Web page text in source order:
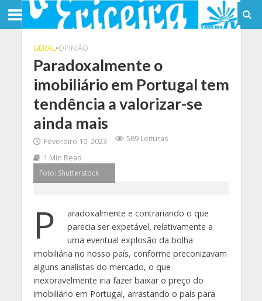
GERAL•OPINIÃO
Paradoxalmente o
imobiliário em Portugal tem
tendência a valorizar-se
ainda mais
Fevereiro 10, 2023
589 Leituras
1 Min Read
Foto: Shutterstock
P
aradoxalmente e contrariando o que
parecia ser expetável, relativamente a
uma eventual explosão da bolha
imobiliária no nosso país, conforme preconizavam
alguns analistas do mercado, o que
inexoravelmente iria fazer baixar o preço do
imobiliário em Portugal, arrastando o país para